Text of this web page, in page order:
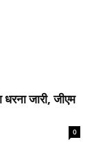
जारी, जीएम
0